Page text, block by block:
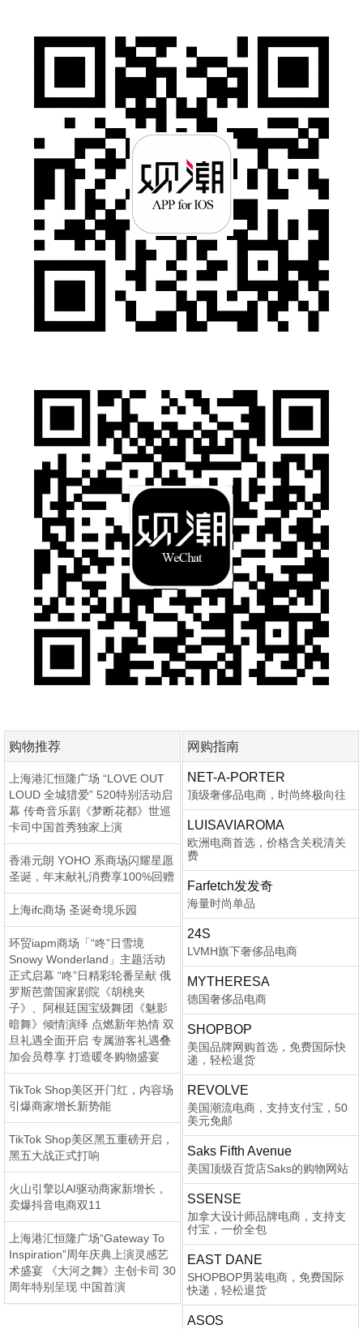
购物推荐
上海港汇恒隆广场 “LOVE OUT
LOUD 全城猎爱” 520特别活动启
幕 传奇音乐剧《梦断花都》世巡
卡司中国首秀独家上演
香港元朗 YOHO 系商场闪耀星愿
圣诞，年末献礼消费享100%回赠
上海ifc商场 圣诞奇境乐园
环贸iapm商场「“咚”日雪境
Snowy Wonderland」主题活动
正式启幕 “咚”日精彩轮番呈献 俄
罗斯芭蕾国家剧院《胡桃夹
子》、阿根廷国宝级舞团《魅影
暗舞》倾情演绎 点燃新年热情 双
旦礼遇全面开启 专属游客礼遇叠
加会员尊享 打造暖冬购物盛宴
TikTok Shop美区开门红，内容场
引爆商家增长新势能
TikTok Shop美区黑五重磅开启，
黑五大战正式打响
火山引擎以AI驱动商家新增长，
卖爆抖音电商双11
上海港汇恒隆广场“Gateway To
Inspiration”周年庆典上演灵感艺
术盛宴 《大河之舞》主创卡司 30
周年特别呈现 中国首演
网购指南
NET-A-PORTER
顶级奢侈品电商，时尚终极向往
LUISAVIAROMA
欧洲电商首选，价格含关税清关
费
Farfetch发发奇
海量时尚单品
24S
LVMH旗下奢侈品电商
MYTHERESA
德国奢侈品电商
SHOPBOP
美国品牌网购首选，免费国际快
递，轻松退货
REVOLVE
美国潮流电商，支持支付宝，50
美元免邮
Saks Fifth Avenue
美国顶级百货店Saks的购物网站
SSENSE
加拿大设计师品牌电商，支持支
付宝，一价全包
EAST DANE
SHOPBOP男装电商，免费国际
快递，轻松退货
ASOS